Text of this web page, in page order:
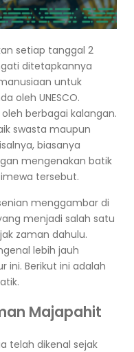
setiap tanggal 2
ditetapkannya
untuk
oleh UNESCO.
berbagai kalangan.
swasta maupun
biasanya
mengenakan batik
tersebut.
menggambar di
menjadi salah satu
zaman dahulu.
lebih jauh
ini. Berikut ini adalah
Majapahit
telah dikenal sejak